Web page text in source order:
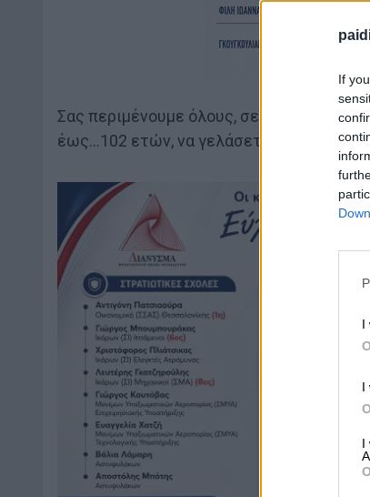
If
I
I
I
Σας περιμένουμε όλους, σε μια
έως…102 ετών, να γελάσετε με την